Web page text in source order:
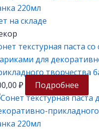
на складе
текстурная паста
для
творчества
₽ Подробнее